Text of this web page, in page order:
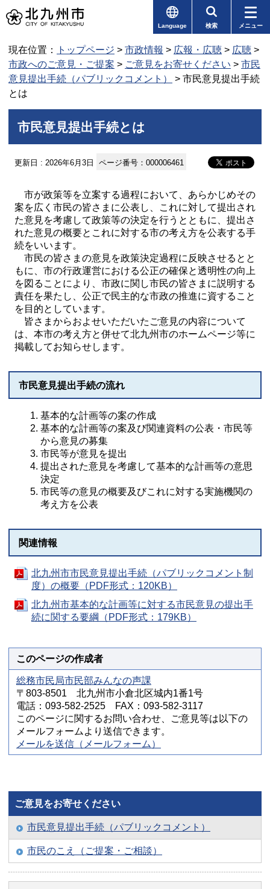
Language 検索 メニュー
現在位置： トップページ > 市政情報 > 広報・広聴 > 広聴 >
市政へのご意見・ご提案 > ご意見をお寄せください > 市民
意見提出手続（パブリックコメント）
> 市民意見提出手続
とは
市民意見提出手続とは
更新日 : 2026年6月3日 ページ番号：000006461
市が政策等を立案する過程において、あらかじめその
案を広く市民の皆さまに公表し、これに対して提出され
た意見を考慮して政策等の決定を行うとともに、提出さ
れた意見の概要とこれに対する市の考え方を公表する手
続をいいます。
市民の皆さまの意見を政策決定過程に反映させるとと
もに、市の行政運営における公正の確保と透明性の向上
を図ることにより、市政に関し市民の皆さまに説明する
責任を果たし、公正で民主的な市政の推進に資すること
を目的としています。
皆さまからおよせいただいたご意見の内容について
は、本市の考え方と併せて北九州市のホームページ等に
掲載してお知らせします。
市民意見提出手続の流れ
基本的な計画等の案の作成
基本的な計画等の案及び関連資料の公表・市民等
から意見の募集
市民等が意見を提出
提出された意見を考慮して基本的な計画等の意思
決定
市民等の意見の概要及びこれに対する実施機関の
考え方を公表
関連情報
北九州市市民意見提出手続（パブリックコメント制
度）の概要（PDF形式：120KB）
北九州市基本的な計画等に対する市民意見の提出手
続に関する要綱（PDF形式：179KB）
このページの作成者
総務市民局市民部みんなの声課
〒803-8501 北九州市小倉北区城内1番1号
電話：093-582-2525 FAX：093-582-3117
このページに関するお問い合わせ、ご意見等は以下の
メールフォームより送信できます。
メールを送信（メールフォーム）
ご意見をお寄せください
市民意見提出手続（パブリックコメント）
市民のこえ（ご提案・ご相談）